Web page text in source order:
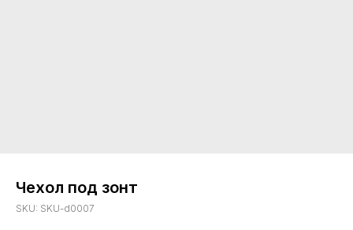
Чехол под зонт
SKU: SKU-d0007